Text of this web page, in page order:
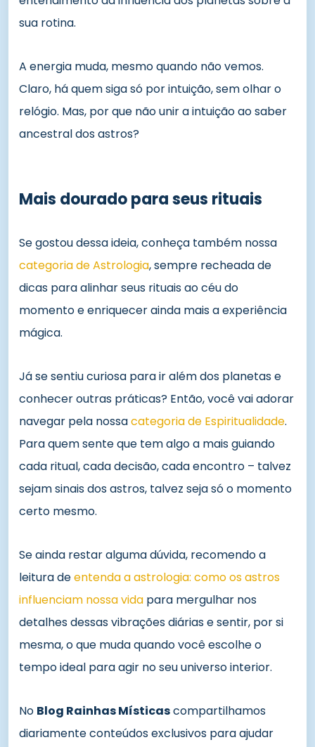
sua rotina.
A energia muda, mesmo quando não vemos.
Claro, há quem siga só por intuição, sem olhar o
relógio. Mas, por que não unir a intuição ao saber
ancestral dos astros?
Mais dourado para seus rituais
Se gostou dessa ideia, conheça também nossa
categoria de Astrologia, sempre recheada de
dicas para alinhar seus rituais ao céu do
momento e enriquecer ainda mais a experiência
mágica.
Já se sentiu curiosa para ir além dos planetas e
conhecer outras práticas? Então, você vai adorar
navegar pela nossacategoria de Espiritualidade.
Para quem sente que tem algo a mais guiando
cada ritual, cada decisão, cada encontro – talvez
sejam sinais dos astros, talvez seja só o momento
certo mesmo.
Se ainda restar alguma dúvida, recomendo a
leitura deentenda a astrologia: como os astros
influenciam nossa vida para mergulhar nos
detalhes dessas vibrações diárias e sentir, por si
mesma, o que muda quando você escolhe o
tempo ideal para agir no seu universo interior.
No Blog Rainhas Místicascompartilhamos
diariamente conteúdos exclusivos para ajudar